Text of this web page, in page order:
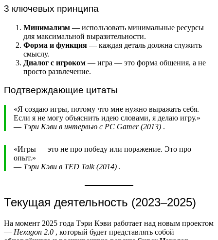
3 ключевых принципа
Минимализм — использовать минимальные ресурсы
для максимальной выразительности.
Форма и функция — каждая деталь должна служить
смыслу.
Диалог с игроком — игра — это форма общения, а не
просто развлечение.
Подтверждающие цитаты
«Я создаю игры, потому что мне нужно выражать себя.
Если я не могу объяснить идею словами, я делаю игру.»
— Тэри Кэви в интервью с PC Gamer (2013) .
«Игры — это не про победу или поражение. Это про
опыт.»
— Тэри Кэви в TED Talk (2014) .
Текущая деятельность (2023–2025)
На момент 2025 года Тэри Кэви работает над новым проектом
— Hexagon 2.0 , который будет представлять собой